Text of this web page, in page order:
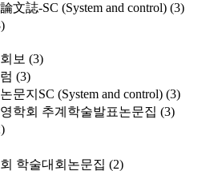
文誌-SC (System and control) (3)
보 (3)
(3)
문지SC (System and control) (3)
학회 추계학술발표논문집 (3)
학술대회논문집 (2)